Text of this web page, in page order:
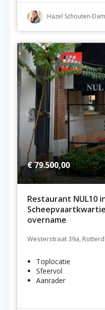
Hazel Schouten-
€ 79.500,00
Restaurant NUL10
overname
Westerstraat 39a,
Toplocatie
Sfeervol
Aanrader